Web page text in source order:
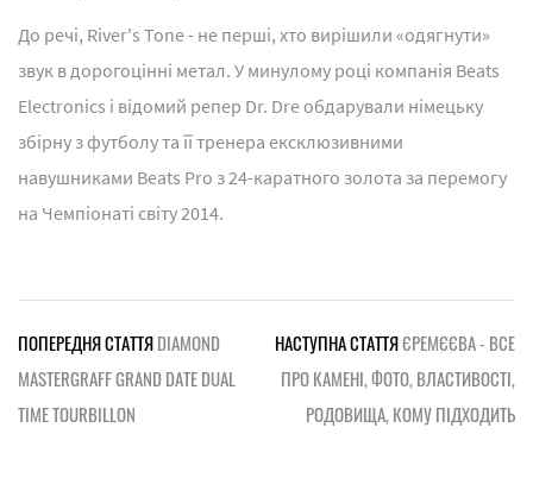
До речі, River's Tone - не перші, хто вирішили «одягнути»
звук в дорогоцінні метал. У минулому році компанія Beats
Electronics і відомий репер Dr. Dre обдарували німецьку
збірну з футболу та її тренера ексклюзивними
навушниками Beats Pro з 24-каратного золота за перемогу
на Чемпіонаті світу 2014.
ПОПЕРЕДНЯ СТАТТЯDIAMOND
MASTERGRAFF GRAND DATE DUAL
TIME TOURBILLON
НАСТУПНА СТАТТЯЄРЕМЄЄВА - ВСЕ
ПРО КАМЕНІ, ФОТО, ВЛАСТИВОСТІ,
РОДОВИЩА, КОМУ ПІДХОДИТЬ